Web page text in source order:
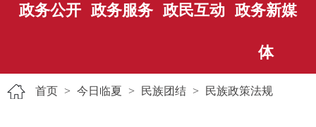
政务公开 政务服务 政民互动 政务新媒
体
首页 > 今日临夏 > 民族团结 > 民族政策法规